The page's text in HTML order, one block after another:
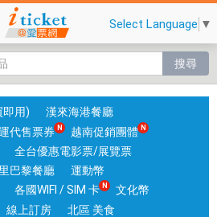
團
體
旅
遊
台
中
和
高
Select Language ▼
搜尋
即用)
漢來海港餐廳
代售票券
越南促銷團體
全台優惠電影票/展覽票
巴黎餐廳
運動幣
各國WIFI / SIM 卡
文化幣
線上訂房
北區 美食